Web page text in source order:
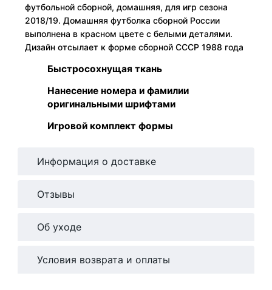
футбольной сборной, домашняя, для игр сезона
2018/19. Домашняя футболка сборной России
выполнена в красном цвете с белыми деталями.
Дизайн отсылает к форме сборной СССР 1988 года
Быстросохнущая ткань
Нанесение номера и фамилии
оригинальными шрифтами
Игровой комплект формы
Информация о доставке
Отзывы
Об уходе
Условия возврата и оплаты